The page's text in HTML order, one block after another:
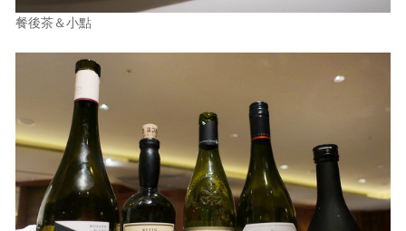
餐後茶＆小點